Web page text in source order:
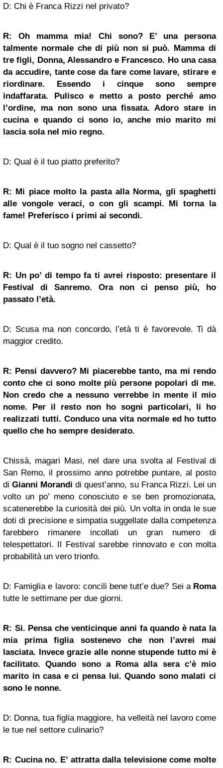
D: Chi è Franca Rizzi nel privato?
R: Oh mamma mia! Chi sono? E’ una persona
talmente normale che di più non si può. Mamma di
tre figli, Donna, Alessandro e Francesco. Ho una casa
da accudire, tante cose da fare come lavare, stirare e
riordinare. Essendo i cinque sono sempre
indaffarata. Pulisco e metto a posto perché amo
l’ordine, ma non sono una fissata. Adoro stare in
cucina e quando ci sono io, anche mio marito mi
lascia sola nel mio regno.
D: Qual è il tuo piatto preferito?
R: Mi piace molto la pasta alla Norma, gli spaghetti
alle vongole veraci, o con gli scampi. Mi torna la
fame! Preferisco i primi ai secondi.
D: Qual è il tuo sogno nel cassetto?
R: Un po’ di tempo fa ti avrei risposto: presentare il
Festival di Sanremo. Ora non ci penso più, ho
passato l’età.
D: Scusa ma non concordo, l’età ti è favorevole. Ti dà
maggior credito.
R: Pensi davvero? Mi piacerebbe tanto, ma mi rendo
conto che ci sono molte più persone popolari di me.
Non credo che a nessuno verrebbe in mente il mio
nome. Per il resto non ho sogni particolari, li ho
realizzati tutti. Conduco una vita normale ed ho tutto
quello che ho sempre desiderato.
Chissà, magari Masi, nel dare una svolta al Festival di
San Remo, il prossimo anno potrebbe puntare, al posto
diGianni Morandi di quest’anno, su Franca Rizzi. Lei un
volto un po’ meno conosciuto e se ben promozionata,
scatenerebbe la curiosità dei più. Un volta in onda le sue
doti di precisione e simpatia suggellate dalla competenza
farebbero rimanere incollati un gran numero di
telespettatori. Il Festival sarebbe rinnovato e con molta
probabilità un vero trionfo.
D: Famiglia e lavoro: concili bene tutt’e due? Sei a Roma
tutte le settimane per due giorni.
R: Si. Pensa che venticinque anni fa quando è nata la
mia prima figlia sostenevo che non l’avrei mai
lasciata. Invece grazie alle nonne stupende tutto mi è
facilitato. Quando sono a Roma alla sera c’è mio
marito in casa e ci pensa lui. Quando sono malati ci
sono le nonne.
D: Donna, tua figlia maggiore, ha velleità nel lavoro come
le tue nel settore culinario?
R: Cucina no. E’ attratta dalla televisione come molte